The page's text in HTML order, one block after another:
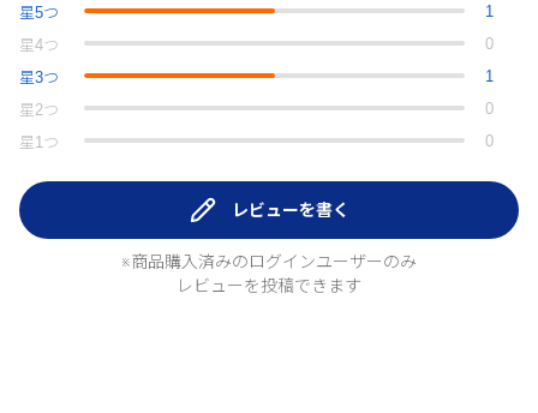
星5つ
1
星4つ
0
星3つ
1
星 2つ
0
星 1 つ 0
レビューを書く
※商品購入済みのログインユーザーのみ
レビューを投稿できます